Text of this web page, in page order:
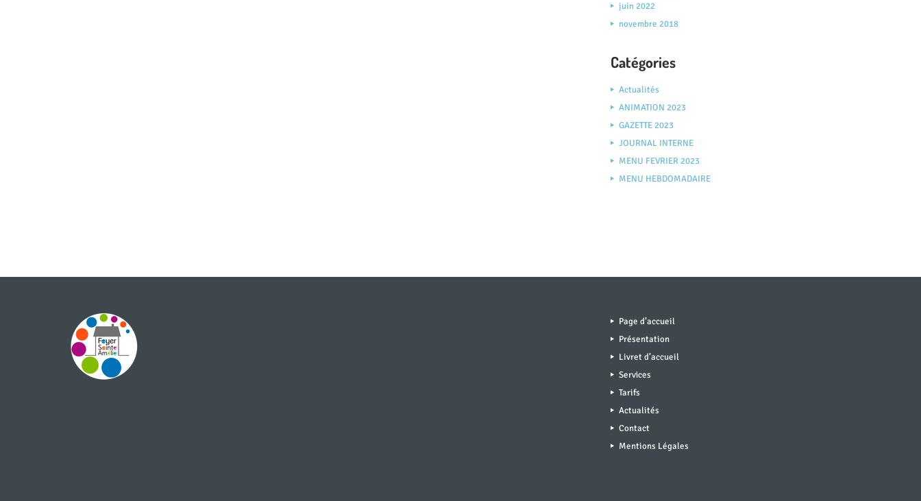
juin 2022
novembre 2018
Catégories
Actualités
ANIMATION 2023
GAZETTE 2023
JOURNAL INTERNE
MENU FEVRIER 2023
MENU HEBDOMADAIRE
Page d’accueil
Présentation
Livret d’accueil
Services
Tarifs
Actualités
Contact
Mentions Légales